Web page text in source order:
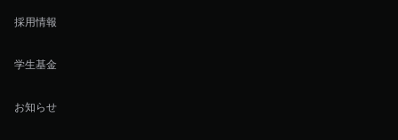
採用情報
学生基金
お知らせ